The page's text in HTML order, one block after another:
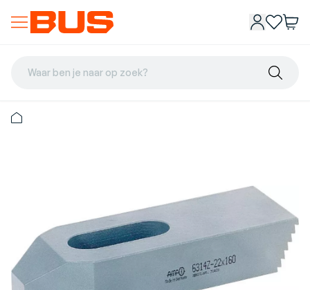
Waar ben je naar op zoek?